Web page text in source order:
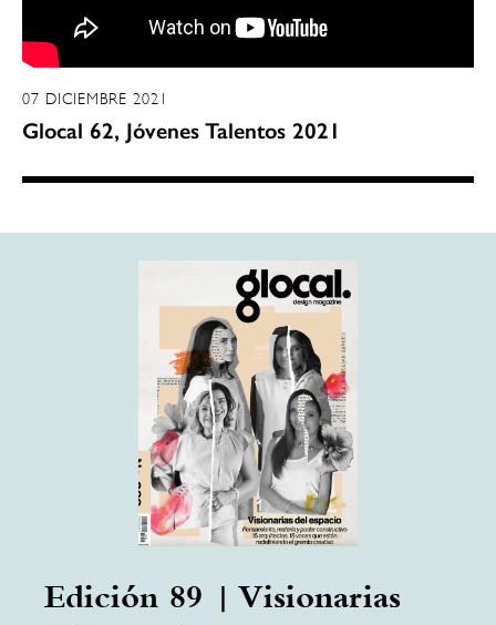
07 DICIEMBRE 2021
Glocal 62, Jóvenes Talentos 2021
Edición 89 | Visionarias